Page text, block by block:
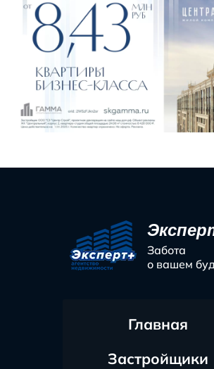
Забота
о вашем
Главная
Застройщики